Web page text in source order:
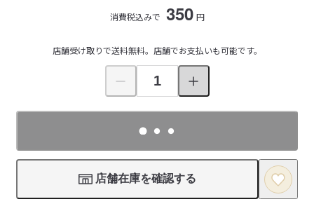
消費税込みで 350 円
店舗受け取りで送料無料。店舗でお支払いも可能です。
店舗在庫を確認する